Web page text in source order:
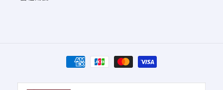
決
済
方